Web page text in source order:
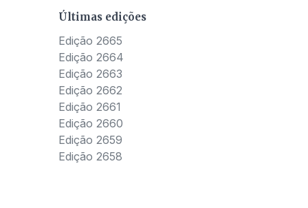
Últimas edições
Edição 2665
Edição 2664
Edição 2663
Edição 2662
Edição 2661
Edição 2660
Edição 2659
Edição 2658